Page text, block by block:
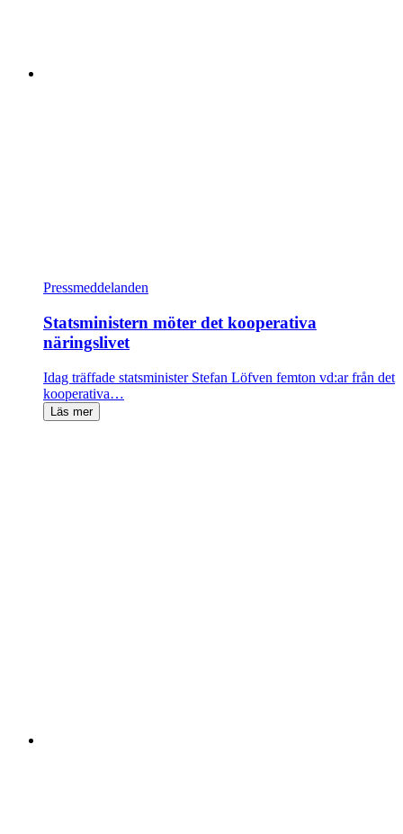
Pressmeddelanden
Statsministern möter det kooperativa
näringslivet
Idag träffade statsminister Stefan Löfven femton vd:ar från det
kooperativa…
Läs mer